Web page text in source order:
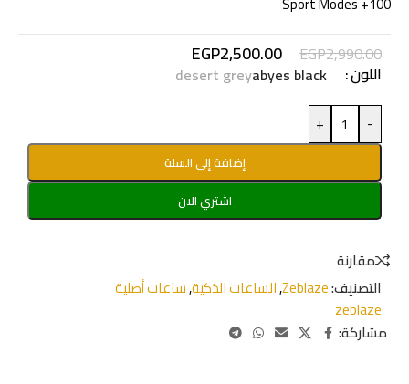
EGP2,990.00
EGP2,500.00
اللون abyes black
desert grey
-
+
إضافة إلى السلة
اشتري الان
مقارنة
التصنيف:Zeblaze
,الساعات الذكية,ساعات أصلية
zeblaze
مشاركة: